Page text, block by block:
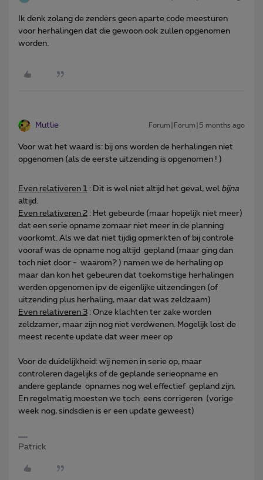
Ik denk zolang de zenders geen aparte code meesturen
voor herhalingen dat die gewoon ook zullen opgenomen
worden.
Mutlie Forum|Forum|5 months ago
Voor wat het waard is: bij ons worden de herhalingen niet
opgenomen (als de eerste uitzending is opgenomen ! )
Even relativeren 1 : Dit is wel niet altijd het geval, wel bijna
altijd.
Even relativeren 2 : Het gebeurde (maar hopelijk niet meer)
dat een serie opname zomaar niet meer in de planning
voorkomt. Als we dat niet tijdig opmerkten of bij controle
vooraf was de opname nog altijd gepland (maar ging dan
toch niet door - waarom? ) namen we de herhaling op
maar dan kon het gebeuren dat toekomstige herhalingen
werden opgenomen ipv de eigenlijke uitzendingen (of
uitzending plus herhaling, maar dat was zeldzaam)
Even relativeren 3 : Onze klachten ter zake worden
zeldzamer, maar zijn nog niet verdwenen. Mogelijk lost de
meest recente update dat weer meer op
Voor de duidelijkheid: wij nemen in serie op, maar
controleren dagelijks of de geplande serieopname en
andere geplande opnames nog wel effectief gepland zijn.
En regelmatig moesten we toch eens corrigeren (vorige
week nog, sindsdien is er een update geweest)
Patrick